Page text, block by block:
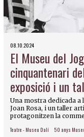
08.10.2024
El Museu del
cinquantenari
exposició i un
Una mostra dedicada a
Joan Rosa, i un taller
protagonitzen la
Teatre - Museu Dalí 50 anys